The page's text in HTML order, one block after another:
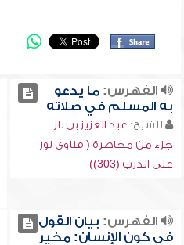
الفهرس:ما يدعو
به المسلم في صلاته
للشيخ: عبد العزيز بن باز
جزء من محاضرة ( فتاوى نور
على الدرب (303))
الفهرس: بيان القول
في كون الإنسان: مخير